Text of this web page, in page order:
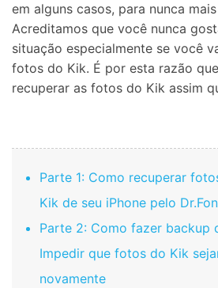
em alguns casos, para nunca
Acreditamos que você nunca
situação especialmente se você
fotos do Kik. É por esta razão
recuperar as fotos do Kik assim
Parte 1: Como recuperar
Kik de seu iPhone pelo
Parte 2: Como fazer backup
Impedir que fotos do Kik
novamente